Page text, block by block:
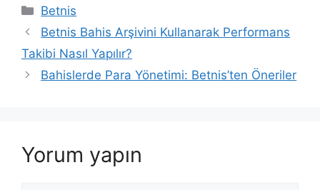
Kategoriler
Betnis
Betnis Bahis Arşivini Kullanarak Performans
Takibi Nasıl Yapılır?
Bahislerde Para Yönetimi: Betnis’ten Öneriler
Yorum yapın